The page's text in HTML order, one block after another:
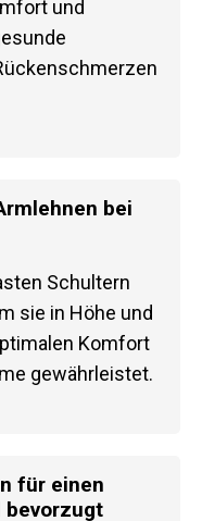
und
bei
Schultern
sie in Höhe und
Komfort
gewährleistet.
für einen
bevorzugt